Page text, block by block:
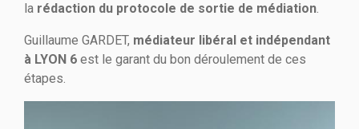
la rédaction du protocole de sortie de médiation.
Guillaume GARDET, médiateur libéral et indépendant
à LYON 6 est le garant du bon déroulement de ces
étapes.